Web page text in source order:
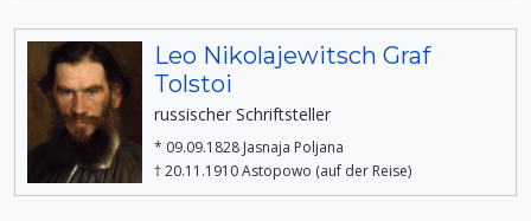
Leo Nikolajewitsch Graf
Tolstoi
russischer Schriftsteller
* 09.09.1828 Jasnaja Poljana
† 20.11.1910 Astopowo (auf der Reise)